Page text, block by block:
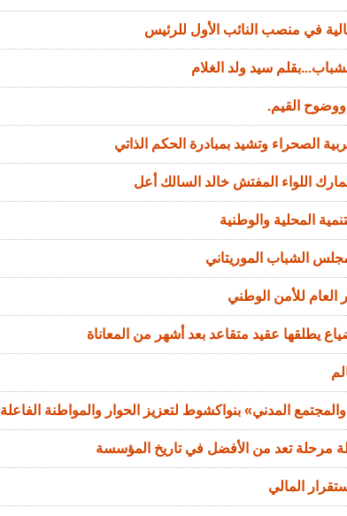
في منصب النائب الأول للرئيس
سيد ولد الغلام
ووضوح القيم.
الصحراء وتشيد بمبادرة الحكم الذاتي
اللواء المفتش خالد السالك أعل
المحلية والوطنية
الشباب الموريتاني
للأمن الوطني
يطلقها عقيد متقاعد بعد أشهر من المعاناة
المدني» بنواكشوط لتعزيز الحوار والمواطنة الفاعلة
مرحلة تعد من الأفضل في تاريخ المؤسسة
المالي